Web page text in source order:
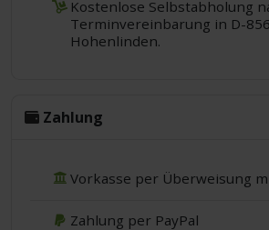
Kostenlose Selbstabholung
Terminvereinbarung in D-
Hohenlinden.
Zahlung
Vorkasse per Überweisung
Zahlung per PayPal